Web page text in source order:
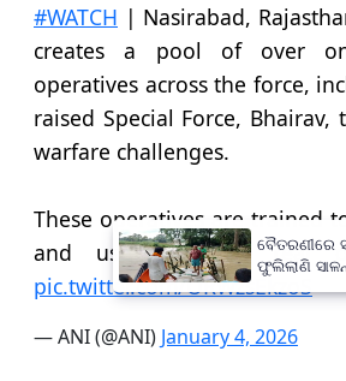
#WATCH | Nasirabad,
creates a pool of over
operatives across the force,
raised Special Force,
warfare challenges.
These operatives are trained
and use them in real
pic.twitter.com/ORWzsEkzoS
— ANI (@ANI) January 4, 2026
ବୈତରଣୀରେ
ଫୁଲିଲାଣି